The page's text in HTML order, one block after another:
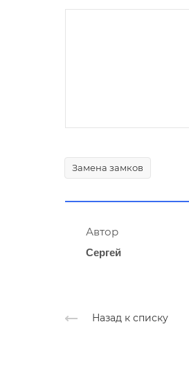
Замена замков
Автор
Сергей
Назад к списку